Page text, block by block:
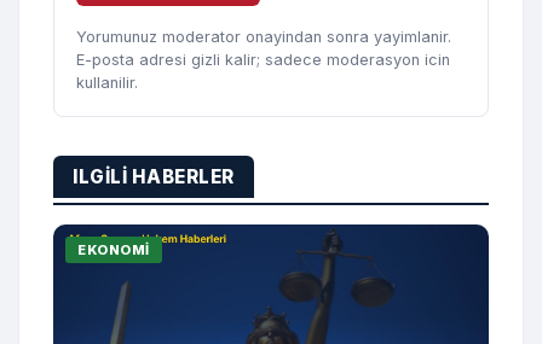
Yorumunuz moderator onayindan sonra yayimlanir.
E-posta adresi gizli kalir; sadece moderasyon icin
kullanilir.
ILGILI HABERLER
EKONOMI